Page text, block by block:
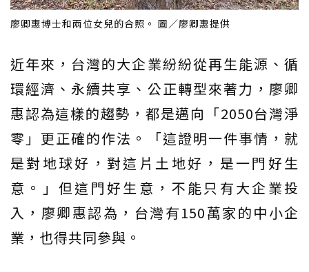
廖卿惠博士和兩位女兒的合照。 圖／廖卿惠提供
近年來，台灣的大企業紛紛從再生能源、循
環經濟、永續共享、公正轉型來著力，廖卿
惠認為這樣的趨勢，都是邁向「2050台灣淨
零」更正確的作法。「這證明一件事情，就
是對地球好，對這片土地好，是一門好生
意。」但這門好生意，不能只有大企業投
入，廖卿惠認為，台灣有150萬家的中小企
業，也得共同參與。